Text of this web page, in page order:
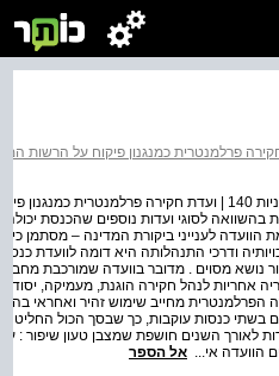
פרלמנטרית כמנגנון פיקוח על הרשות
8 מחקר מדיניות 140 | ועדת חקירה
בהשוואה לסוגי ועדות נוספים שהכנסת
הוועדה לענייני ביקורת המדינה – מסתמן
ודרכי התנהלותה היא דומה לוועדת
נושא מסוים . מדובר בוועדה שמורכבת
אחריות לנהל חקירה הוגנת, מעמיקה,
לאורך השנים חושפת שמצבן טעון שיפור
הוועדה אי... אל הספר